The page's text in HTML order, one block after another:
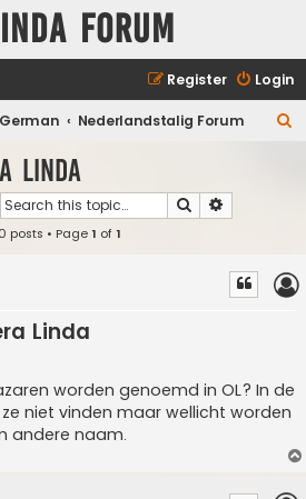
Forum
Login
Register
Nederlandstalig Forum
Linda
Search
posts • Page1 of1
Linda
worden genoemd in OL? In de
ze niet vinden maar wellicht worden
andere naam.